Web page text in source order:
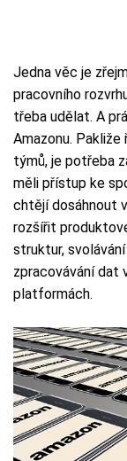
Jedna věc je
pracovního
třeba udělat. A
Amazonu.
týmů, je potřeba
měli přístup ke
chtějí dosáhnout
rozšířit
struktur,
zpracovávání dat
platformách.